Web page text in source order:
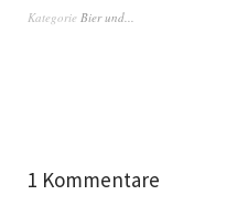
Kategorie Bier und...
1 Kommentare